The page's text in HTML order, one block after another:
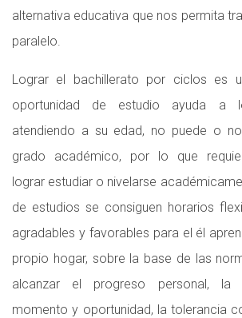
alternativa educativa que nos permita
paralelo.
Lograr el bachillerato por ciclos es
oportunidad de estudio ayuda a
atendiendo a su edad, no puede o
grado académico, por lo que
lograr estudiar o nivelarse
de estudios se consiguen horarios
agradables y favorables para el él
propio hogar, sobre la base de las
alcanzar el progreso personal, la
momento y oportunidad, la tolerancia